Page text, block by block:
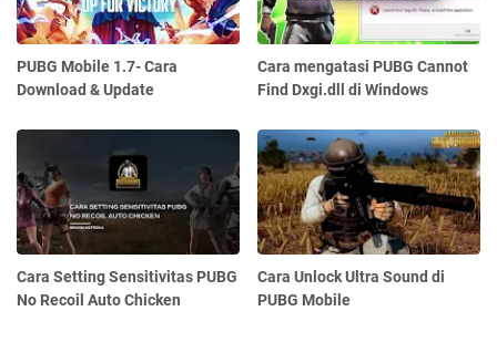
PUBG Mobile 1.7- Cara
Download & Update
Cara mengatasi PUBG Cannot
Find Dxgi.dll di Windows
Cara Setting Sensitivitas PUBG
No Recoil Auto Chicken
Cara Unlock Ultra Sound di
PUBG Mobile